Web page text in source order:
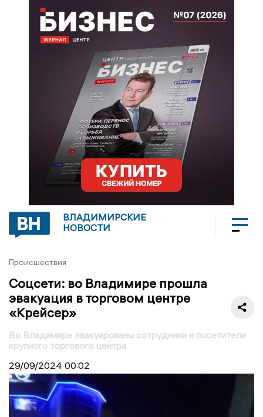
ВЛАДИМИРСКИЕ
НОВОСТИ
Происшествия
Соцсети: во Владимире прошла
эвакуация в торговом центре
«Крейсер»
Во Владимире эвакуированы сотрудники и посетители
крупного торгового центра
29/09/2024 00:02